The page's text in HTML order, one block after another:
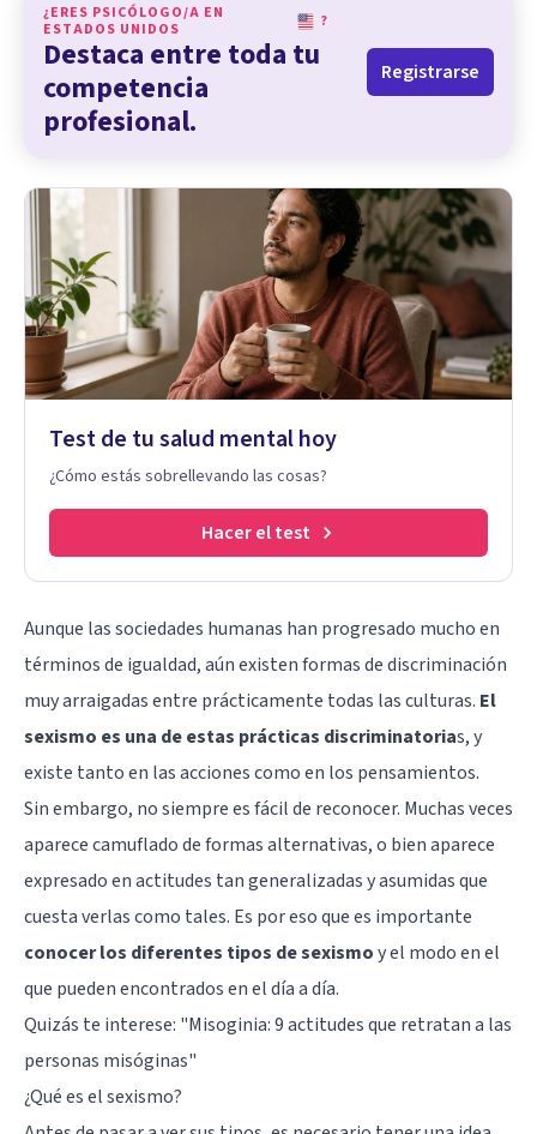
¿ERES PSICÓLOGO/A EN
ESTADOS UNIDOS
?
Destaca entre toda tu
competencia
profesional.
Registrarse
Test de tu salud mental hoy
¿Cómo estás sobrellevando las cosas?
Hacer el test
Aunque las sociedades humanas han progresado mucho en
términos de igualdad, aún existen formas de discriminación
muy arraigadas entre prácticamente todas las culturas. El
sexismo es una de estas prácticas discriminatorias, y
existe tanto en las acciones como en los pensamientos.
Sin embargo, no siempre es fácil de reconocer. Muchas veces
aparece camuflado de formas alternativas, o bien aparece
expresado en actitudes tan generalizadas y asumidas que
cuesta verlas como tales. Es por eso que es importante
conocer los diferentes tipos de sexismoy el modo en el
que pueden encontrados en el día a día.
Quizás te interese: "Misoginia: 9 actitudes que retratan a las
personas misóginas"
¿Qué es el sexismo?